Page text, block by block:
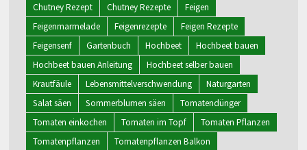
Chutney Rezept
Chutney Rezepte
Feigen
Feigenmarmelade
Feigenrezepte
Feigen Rezepte
Feigensenf
Gartenbuch Hochbeet
Hochbeet bauen
Hochbeet bauen Anleitung
Hochbeet selber bauen
Krautfäule
Lebensmittelverschwendung
Naturgarten
Salat säen
Sommerblumen säen
Tomatendünger
Tomaten einkochen
Tomaten im Topf
Tomaten Pflanzen
Tomatenpflanzen
Tomatenpflanzen Balkon